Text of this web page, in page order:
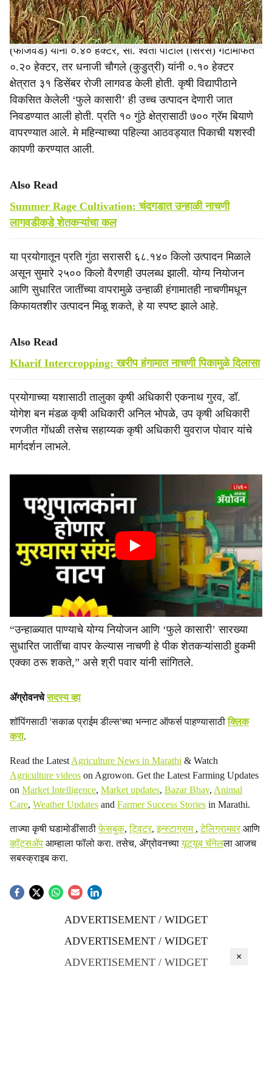
रघुनाथ चौगले (ठिकपुर्ली) यांनी ०.४० हेक्टर, अंजली क्षीरसागर
(फेजिवडे) यांनी ०.४० हेक्टर, सौ. श्वेता पाटील (सिरसे) गटामार्फत
०.२० हेक्टर, तर धनाजी चौगले (कुडुत्री) यांनी ०.१० हेक्टर
क्षेत्रात ३१ डिसेंबर रोजी लागवड केली होती. कृषी विद्यापीठाने
विकसित केलेली ‘फुले कासारी’ ही उच्च उत्पादन देणारी जात
निवडण्यात आली होती. प्रति १० गुंठे क्षेत्रासाठी ७०० ग्रॅम बियाणे
वापरण्यात आले. मे महिन्याच्या पहिल्या आठवड्यात पिकाची यशस्वी
कापणी करण्यात आली.
Also Read
Summer Rage Cultivation: चंदगडात उन्हाळी नाचणी
लागवडीकडे शेतकऱ्यांचा कल
या प्रयोगातून प्रति गुंठा सरासरी ६८.१४० किलो उत्पादन मिळाले
असून सुमारे २५०० किलो वैरणही उपलब्ध झाली. योग्य नियोजन
आणि सुधारित जातींच्या वापरामुळे उन्हाळी हंगामातही नाचणीमधून
किफायतशीर उत्पादन मिळू शकते, हे या स्पष्ट झाले आहे.
Also Read
Kharif Intercropping: खरीप हंगामात नाचणी पिकामुळे दिलासा
प्रयोगाच्या यशासाठी तालुका कृषी अधिकारी एकनाथ गुरव, डॉ.
योगेश बन मंडळ कृषी अधिकारी अनिल भोपळे, उप कृषी अधिकारी
रणजीत गोंधळी तसेच सहाय्यक कृषी अधिकारी युवराज पोवार यांचे
मार्गदर्शन लाभले.
“उन्हाळ्यात पाण्याचे योग्य नियोजन आणि ‘फुले कासारी’ सारख्या
सुधारित जातींचा वापर केल्यास नाचणी हे पीक शेतकऱ्यांसाठी हुकमी
एक्का ठरू शकते,” असे श्री पवार यांनी सांगितले.
ॲग्रोवनचेसदस्य व्हा
शॉपिंगसाठी 'सकाळ प्राईम डील्स'च्या भन्नाट ऑफर्स पाहण्यासाठीक्लिक
करा.
Read the Latest Agriculture News in Marathi & Watch
Agriculture videos on Agrowon. Get the Latest Farming Updates
on Market Intelligence, Market updates, Bazar Bhav, Animal
Care, Weather Updates and Farmer Success Stories in Marathi.
ताज्या कृषी घडामोडींसाठीफेसबुक,ट्विटर,इन्स्टाग्राम ,टेलिग्रामवरआणि
व्हॉट्सॲप आम्हाला फॉलो करा. तसेच, ॲग्रोवनच्यायूट्यूब चॅनेलला आजच
सबस्क्राइब करा.
ADVERTISEMENT / WIDGET
ADVERTISEMENT / WIDGET
ADVERTISEMENT / WIDGET
×